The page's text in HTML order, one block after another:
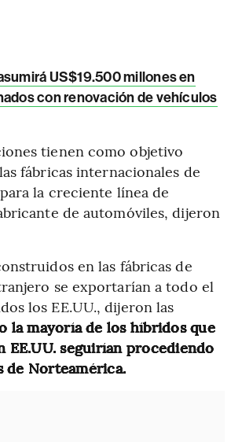
US$19.500 millones en
con renovación de vehículos
tienen como objetivo
fábricas internacionales de
la creciente línea de
de automóviles, dijeron
en las fábricas de
se exportarían a todo el
los EE.UU., dijeron las
la mayoría de los híbridos que
EE.UU. seguirían procediendo
de Norteamérica.